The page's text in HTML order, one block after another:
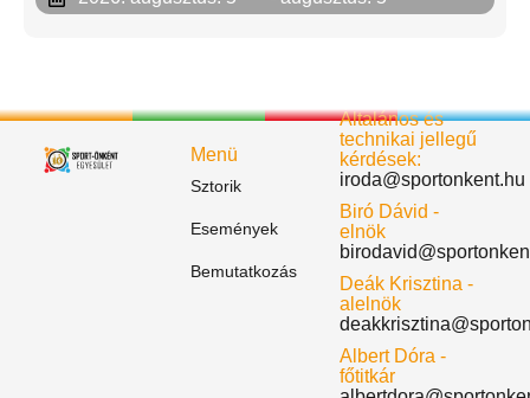
Menü
Sztorik
Események
Bemutatkozás
Általános és
technikai jellegű
kérdések:
iroda@sportonkent.hu
Biró Dávid -
elnök
Deák Krisztina -
alelnök
Albert Dóra -
főtitkár